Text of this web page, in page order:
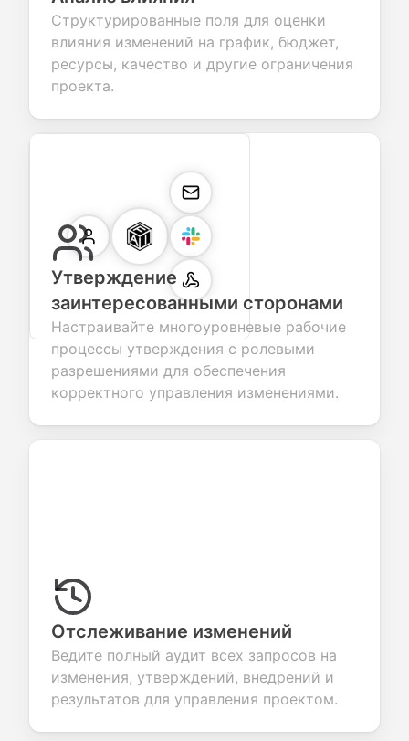
Структурированные поля для оценки
влияния изменений на график, бюджет,
ресурсы, качество и другие ограничения
проекта.
Утверждение
заинтересованными сторонами
Настраивайте многоуровневые рабочие
процессы утверждения с ролевыми
разрешениями для обеспечения
корректного управления изменениями.
Отслеживание изменений
Ведите полный аудит всех запросов на
изменения, утверждений, внедрений и
результатов для управления проектом.